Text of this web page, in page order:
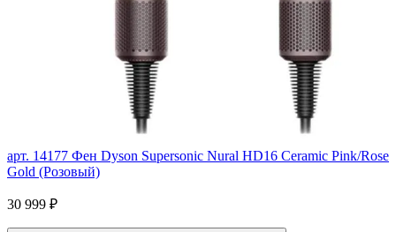
арт. 14177 Фен Dyson Supersonic Nural HD16 Ceramic Pink/Rose
Gold (Розовый)
30 999 ₽